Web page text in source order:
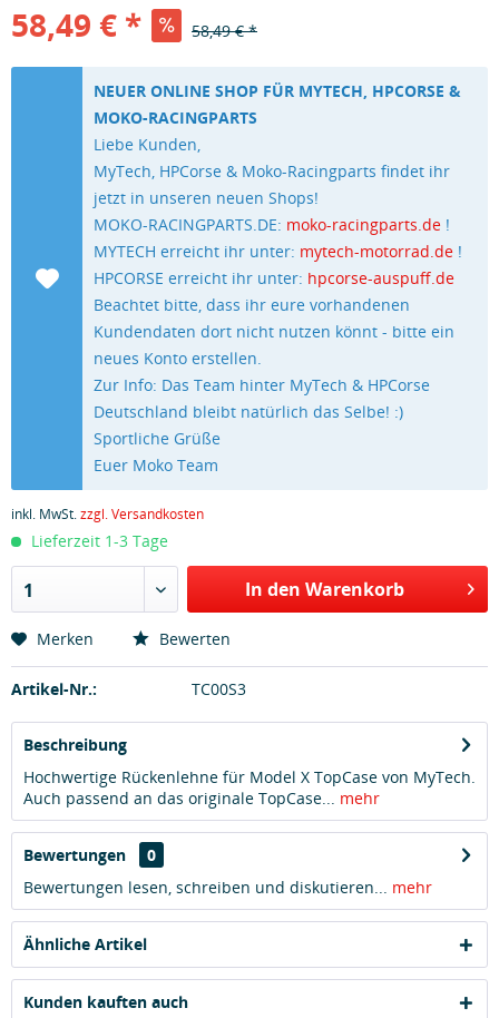
58,49 € * 58,49 € *
NEUER ONLINE SHOP FÜR MYTECH, HPCORSE &
MOKO-RACINGPARTS
Liebe Kunden,
MyTech, HPCorse & Moko-Racingparts findet ihr
jetzt in unseren neuen Shops!
MOKO-RACINGPARTS.DE: moko-racingparts.de !
MYTECH erreicht ihr unter: mytech-motorrad.de !
HPCORSE erreicht ihr unter: hpcorse-auspuff.de
Beachtet bitte, dass ihr eure vorhandenen
Kundendaten dort nicht nutzen könnt - bitte ein
neues Konto erstellen.
Zur Info: Das Team hinter MyTech & HPCorse
Deutschland bleibt natürlich das Selbe! :)
Sportliche Grüße
Euer Moko Team
inkl. MwSt.zzgl. Versandkosten
Lieferzeit 1-3 Tage
1 In den Warenkorb
Merken Bewerten
Artikel-Nr.: TC00S3
Beschreibung
Hochwertige Rückenlehne für Model X TopCase von MyTech.
Auch passend an das originale TopCase... mehr
Bewertungen
0
Bewertungen lesen, schreiben und diskutieren... mehr
Ähnliche Artikel
Kunden kauften auch